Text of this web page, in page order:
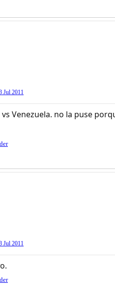
Jul 2011
vs Venezuela. no la puse
Jul 2011